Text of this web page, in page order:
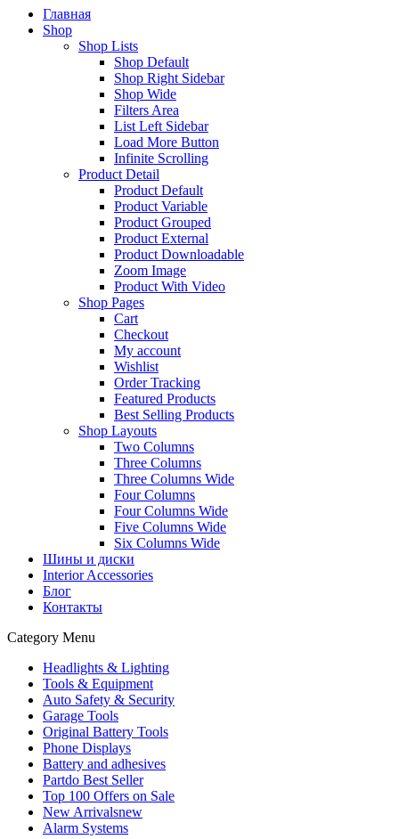
Главная
Shop
Shop Lists
Shop Default
Shop Right Sidebar
Shop Wide
Filters Area
List Left Sidebar
Load More Button
Infinite Scrolling
Product Detail
Product Default
Product Variable
Product Grouped
Product External
Product Downloadable
Zoom Image
Product With Video
Shop Pages
Cart
Checkout
My account
Wishlist
Order Tracking
Featured Products
Best Selling Products
Shop Layouts
Two Columns
Three Columns
Three Columns Wide
Four Columns
Four Columns Wide
Five Columns Wide
Six Columns Wide
Шины и диски
Interior Accessories
Блог
Контакты
Category Menu
Headlights & Lighting
Tools & Equipment
Auto Safety & Security
Garage Tools
Original Battery Tools
Phone Displays
Battery and adhesives
Partdo Best Seller
Top 100 Offers on Sale
New Arrivalsnew
Alarm Systems